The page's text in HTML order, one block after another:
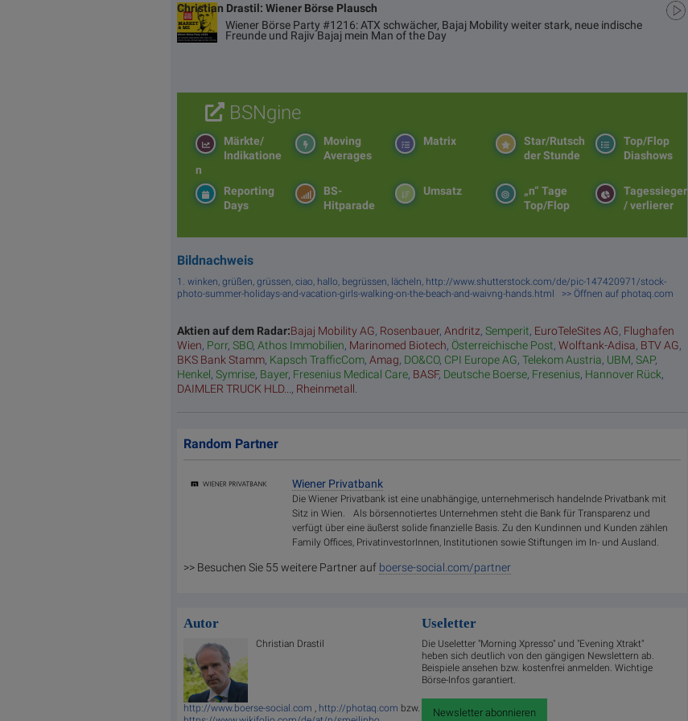
Christian Drastil: Wiener Börse Plausch
Wiener Börse Party #1216: ATX schwächer, Bajaj Mobility weiter stark, neue indische
Freunde und Rajiv Bajaj mein Man of the Day
BSNgine
Top/Flop
Diashows
Star/Rutsch
der Stunde
Matrix
Moving
Averages
Märkte/
Indikatione
n
Tagessieger
/ verlierer
„n“ Tage
Top/Flop
Umsatz
BS-
Hitparade
Reporting
Days
Bildnachweis
1. winken, grüßen, grüssen, ciao, hallo, begrüssen, lächeln, http://www.shutterstock.com/de/pic-147420971/stock-
photo-summer-holidays-and-vacation-girls-walking-on-the-beach-and-waivng-hands.html >> Öffnen auf photaq.com
Aktien auf dem Radar:Bajaj Mobility AG, Rosenbauer, Andritz, Semperit, EuroTeleSites AG, Flughafen
Wien, Porr, SBO, Athos Immobilien, Marinomed Biotech, Österreichische Post, Wolftank-Adisa, BTV AG,
BKS Bank Stamm, Kapsch TrafficCom, Amag, DO&CO, CPI Europe AG, Telekom Austria, UBM, SAP,
Henkel, Symrise, Bayer, Fresenius Medical Care, BASF, Deutsche Boerse, Fresenius, Hannover Rück,
DAIMLER TRUCK HLD... , Rheinmetall
Random Partner
Wiener Privatbank
Die Wiener Privatbank ist eine unabhängige, unternehmerisch handelnde Privatbank mit
Sitz in Wien. Als börsennotiertes Unternehmen steht die Bank für Transparenz und
verfügt über eine äußerst solide finanzielle Basis. Zu den Kundinnen und Kunden zählen
Family Offices, PrivatinvestorInnen, Institutionen sowie Stiftungen im In- und Ausland.
>> Besuchen Sie 55 weitere Partner auf boerse-social.com/partner
Autor
Christian Drastil
http://www.boerse-social.com , http://photaq.com bzw.
Useletter
Die Useletter "Morning Xpresso" und "Evening Xtrakt"
heben sich deutlich von den gängigen Newslettern ab.
Beispiele ansehen bzw. kostenfrei anmelden. Wichtige
Börse-Infos garantiert.
Newsletter abonnieren